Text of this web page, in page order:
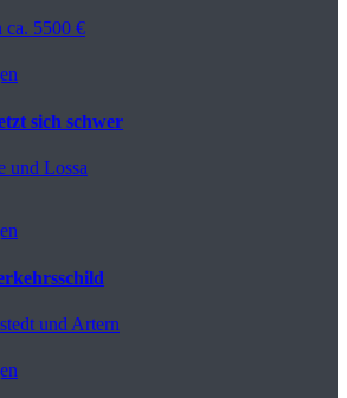
ca. 5500 €
sich schwer
und Lossa
und Artern